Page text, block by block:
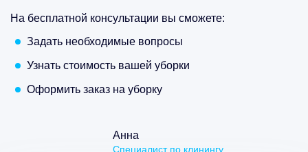
На бесплатной консультации вы сможете:
Задать необходимые вопросы
Узнать стоимость вашей уборки
Оформить заказ на уборку
Анна
Специалист по клинингу